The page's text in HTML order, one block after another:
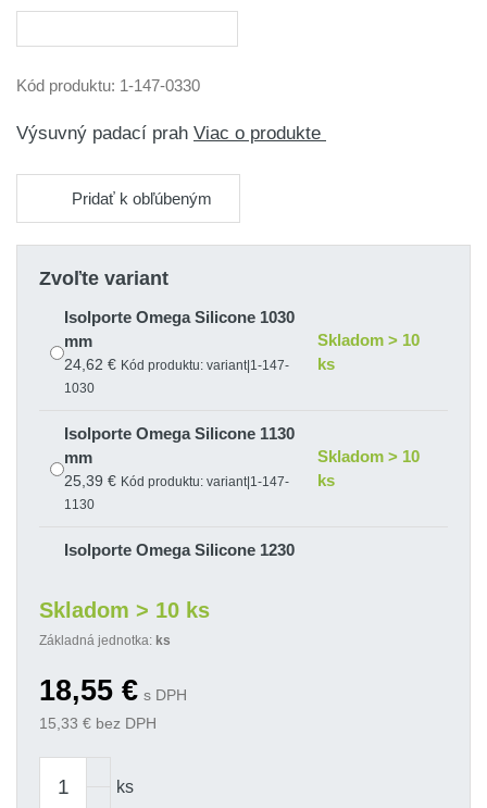
Kód produktu: 1-147-0330
Výsuvný padací prah Viac o produkte
Pridať k obľúbeným
Zvoľte variant
Isolporte Omega Silicone 1030
mm
24,62 € Kód produktu: variant|1-147-
1030
Skladom > 10
ks
Isolporte Omega Silicone 1130
mm
25,39 € Kód produktu: variant|1-147-
1130
Skladom > 10
ks
Isolporte Omega Silicone 1230
Kód produktu: variant|1-147-
1230
mm
Kód produktu: variant|1-147-
Isolporte Omega Silicone 430
Skladom > 10 ks
Základná jednotka: ks
18,55 € s DPH
15,33 € bez DPH
ks